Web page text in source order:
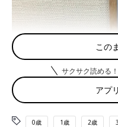
この
サクサク読める
アプ
0歳 1歳 2歳